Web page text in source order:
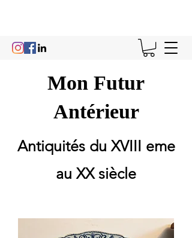
Mon Futur
Antérieur
Antiquités du XVIII eme
au XX siècle